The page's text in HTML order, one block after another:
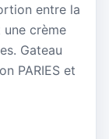
entre la
crème
Gateau
PARIES et